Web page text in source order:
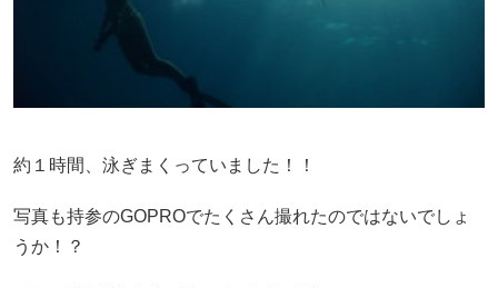
約１時間、泳ぎまくっていました！！
写真も持参のGOPROでたくさん撮れたのではないでしょ
うか！？